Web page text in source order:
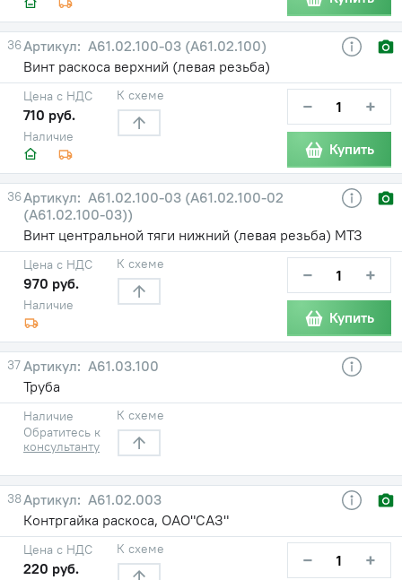
36
А61.02.100-03 (А61.02.100)
Винт раскоса верхний (левая резьба)
Наличие
Цена с НДС
710 руб.
К схеме − +
Купить
36
А61.02.100-03 (А61.02.100-02
(А61.02.100-03))
Винт центральной тяги нижний (левая резьба) МТЗ
Наличие
Цена с НДС
970 руб.
К схеме − +
Купить
37
А61.03.100
Труба
Наличие
Обратитесь к
консультанту
К схеме
38
А61.02.003
Контргайка раскоса, ОАО"САЗ"
Цена с НДС
220 руб.
К схеме − +